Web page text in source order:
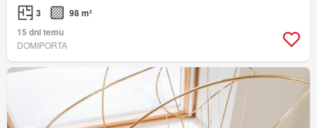
3
98 m²
15 dni temu
DOMIPORTA